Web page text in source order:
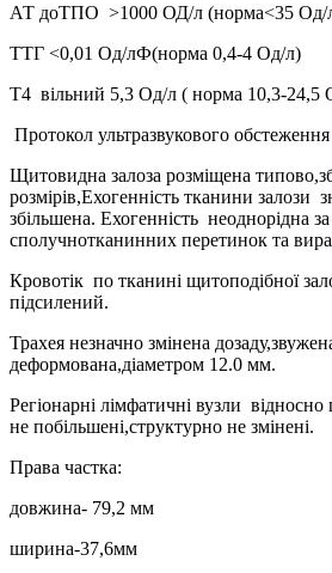
АТ доТПО >1000 ОД/л (норма<35 Од/
ТТГ <0,01 Од/лФ(норма 0,4-4 Од/л)
Т4 вільний 5,3 Од/л ( норма 10,3-24,5
Протокол ультразвукового
Щитовидна залоза розміщена
розмірів,Ехогенність тканини залози
збільшена. Ехогенність неоднорідна
сполучнотканинних перетинок та
Кровотік по тканині щитоподібної
підсилений.
Трахея незначно змінена
деформована,діаметром 12.0 мм.
Регіонарні лімфатичні вузли відносно
не побільшені,структурно не змінені.
Права частка:
довжина- 79,2 мм
ширина-37,6мм